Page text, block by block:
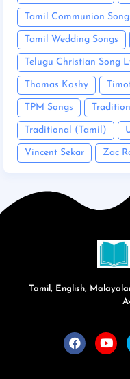
Tamil Communion
Tamil Wedding Songs
Telugu Christian Song
Thomas Koshy
TPM Songs
Traditional (Tamil)
Vincent Sekar Zac
Tamil, English,